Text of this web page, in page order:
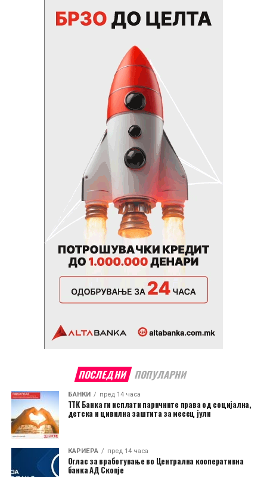
ПОСЛЕДНИ ПОПУЛАРНИ
БАНКИ пред 14 часа
ТТК Банка ги исплати паричните права од социјална,
детска и цивилна заштита за месец јули
КАРИЕРА пред 14 часа
Оглас за вработување во Централна кооперативна
банка АД Скопје